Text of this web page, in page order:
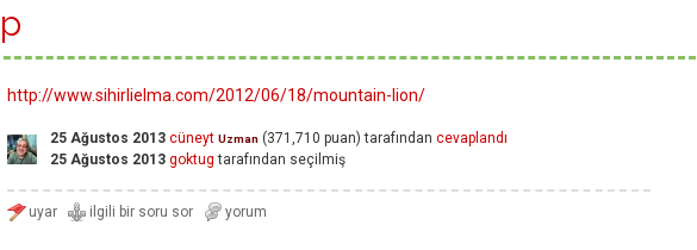
http://www.sihirlielma.com/2012/06/18/mountain-lion/
25 Ağustos 2013 cüneyt Uzman (371,710 puan) tarafından cevaplandı
25 Ağustos 2013 goktug tarafından seçilmiş